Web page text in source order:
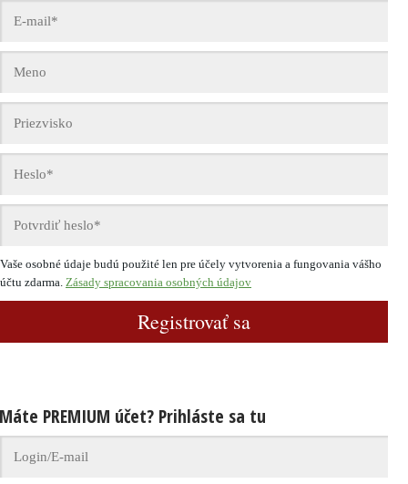
Vaše osobné údaje budú použité len pre účely vytvorenia a fungovania vášho
účtu zdarma. Zásady spracovania osobných údajov
Registrovať sa
Máte PREMIUM účet? Prihláste sa tu